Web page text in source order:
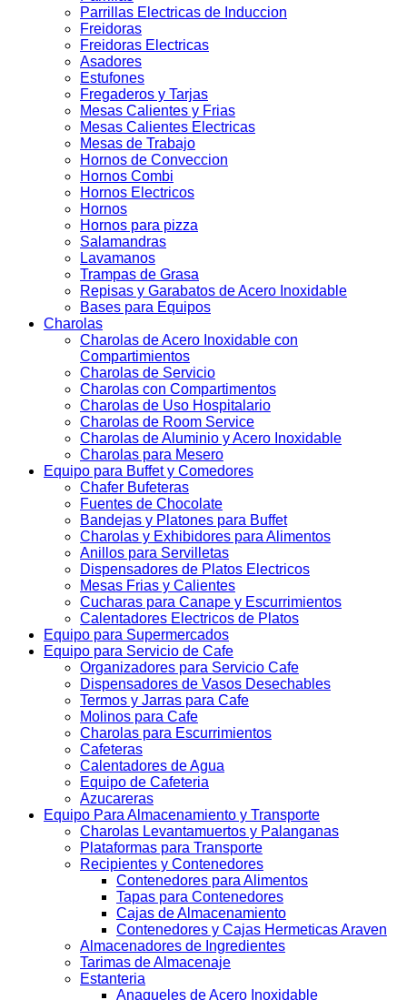
Parrillas Electricas de Induccion
Freidoras
Freidoras Electricas
Asadores
Estufones
Fregaderos y Tarjas
Mesas Calientes y Frias
Mesas Calientes Electricas
Mesas de Trabajo
Hornos de Conveccion
Hornos Combi
Hornos Electricos
Hornos
Hornos para pizza
Salamandras
Lavamanos
Trampas de Grasa
Repisas y Garabatos de Acero Inoxidable
Bases para Equipos
Charolas
Charolas de Acero Inoxidable con
Compartimientos
Charolas de Servicio
Charolas con Compartimentos
Charolas de Uso Hospitalario
Charolas de Room Service
Charolas de Aluminio y Acero Inoxidable
Charolas para Mesero
Equipo para Buffet y Comedores
Chafer Bufeteras
Fuentes de Chocolate
Bandejas y Platones para Buffet
Charolas y Exhibidores para Alimentos
Anillos para Servilletas
Dispensadores de Platos Electricos
Mesas Frias y Calientes
Cucharas para Canape y Escurrimientos
Calentadores Electricos de Platos
Equipo para Supermercados
Equipo para Servicio de Cafe
Organizadores para Servicio Cafe
Dispensadores de Vasos Desechables
Termos y Jarras para Cafe
Molinos para Cafe
Charolas para Escurrimientos
Cafeteras
Calentadores de Agua
Equipo de Cafeteria
Azucareras
Equipo Para Almacenamiento y Transporte
Charolas Levantamuertos y Palanganas
Plataformas para Transporte
Recipientes y Contenedores
Contenedores para Alimentos
Tapas para Contenedores
Cajas de Almacenamiento
Contenedores y Cajas Hermeticas Araven
Almacenadores de Ingredientes
Tarimas de Almacenaje
Estanteria
Anaqueles de Acero Inoxidable